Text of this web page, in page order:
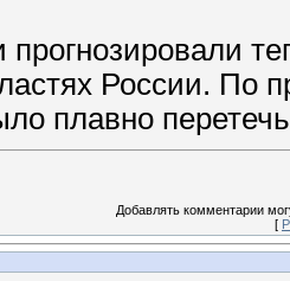
прогнозировали
России. По
плавно
Добавлять комментарии
[